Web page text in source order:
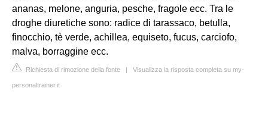
ananas, melone, anguria, pesche, fragole ecc. Tra le
droghe diuretiche sono: radice di tarassaco, betulla,
finocchio, tè verde, achillea, equiseto, fucus, carciofo,
malva, borraggine ecc.
Richiesta di rimozione della fonte | Visualizza la risposta completa su my-
personaltrainer.it